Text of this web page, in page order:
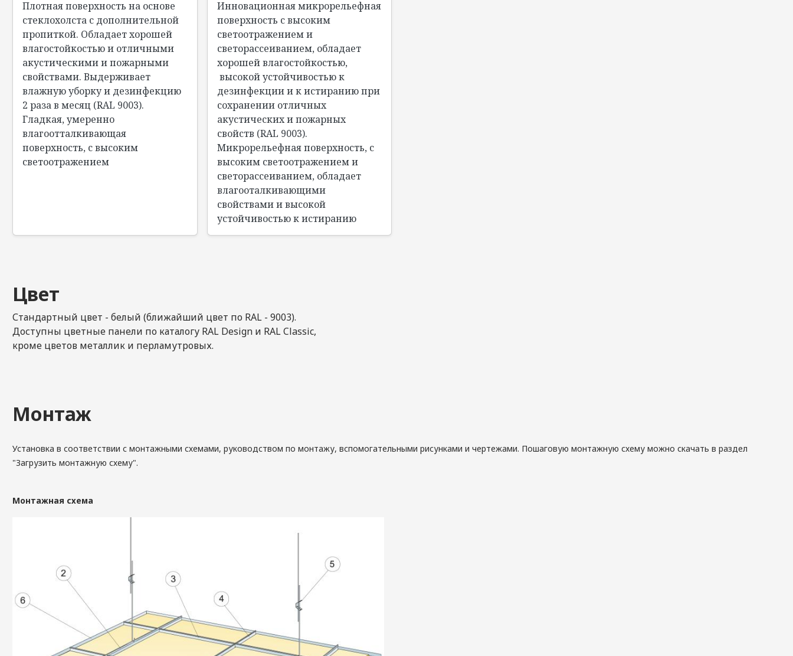
Плотная поверхность на основе
стеклохолста с дополнительной
пропиткой. Обладает хорошей
влагостойкостью и отличными
акустическими и пожарными
свойствами. Выдерживает
влажную уборку и дезинфекцию
2 раза в месяц (RAL 9003).
Гладкая, умеренно
влагоотталкивающая
поверхность, с высоким
светоотражением
Инновационная микрорельефная
поверхность с высоким
светоотражением и
светорассеиванием, обладает
хорошей влагостойкостью,
высокой устойчивостью к
дезинфекции и к истиранию при
сохранении отличных
акустических и пожарных
свойств (RAL 9003).
Микрорельефная поверхность, с
высоким светоотражением и
светорассеиванием, обладает
влагооталкивающими
свойствами и высокой
устойчивостью к истиранию
Цвет
Стандартный цвет - белый (ближайший цвет по RAL - 9003).
Доступны цветные панели по каталогу RAL Design и RAL Classic,
кроме цветов металлик и перламутровых.
Монтаж
Установка в соответствии с монтажными схемами, руководством по монтажу, вспомогательными рисунками и чертежами. Пошаговую монтажную схему можно скачать в раздел
"Загрузить монтажную схему".
Монтажная схема